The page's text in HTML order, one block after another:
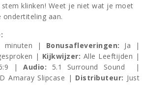
klinken! Weet je niet wat je moet
ondertiteling aan.
minuten | Bonusafleveringen: Ja |
| Kijkwijzer: Alle Leeftijden |
|Audio: 5.1 Surround Sound |
Amaray Slipcase | Distributeur: Just